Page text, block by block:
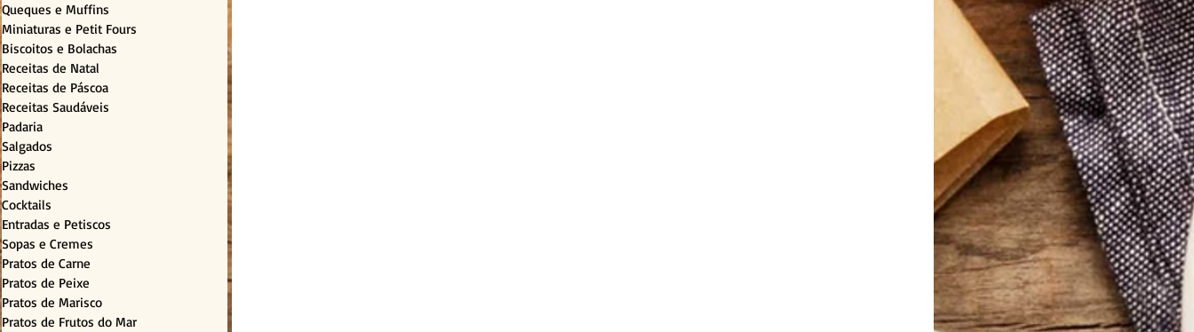
Queques e Muffins
Miniaturas e Petit Fours
Biscoitos e Bolachas
Receitas de Natal
Receitas de Páscoa
Receitas Saudáveis
Padaria
Salgados
Pizzas
Sandwiches
Cocktails
Entradas e Petiscos
Sopas e Cremes
Pratos de Carne
Pratos de Peixe
Pratos de Marisco
Pratos de Frutos do Mar